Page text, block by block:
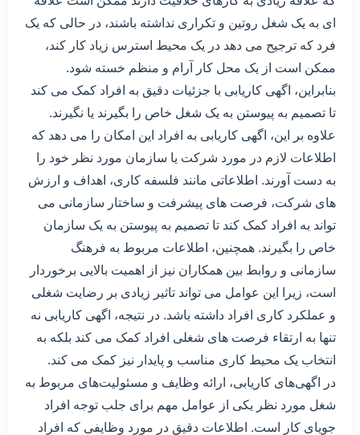
ای به یک شغل روتین و تکراری نداشته باشند، در حالی که یک
فرد که ترجیح می دهد در یک محیط استرس زیاد کار کند،
ممکن است از یک محل کار آرام و منظم خسته شود.
بنابراین، اگهی کاریابی با جزئیات دقیق به افراد کمک می کند
تا تصمیم به پیوستن به یک شغل خاص را بگیرند یا نگیرند.
علاوه بر این، اگهی کاریابی به افراد این امکان را می دهد که
اطلاعات لازم در مورد شرکت یا سازمان مورد نظر خود را
به دست آورند. اطلاعاتی مانند فلسفه کاری، اهداف و ارزش
های شرکت، فرصت های پیشرفت و ساختار سازمانی می
تواند به افراد کمک کند تا تصمیم به پیوستن به یک سازمان
خاص را بگیرند. همچنین، اطلاعات مربوط به فرهنگ
سازمانی و روابط بین همکاران نیز از اهمیت بالایی برخوردار
است، زیرا این عوامل می تواند تاثیر زیادی بر رضایت شغلی
و عملکرد کاری افراد داشته باشد. در نتیجه، اگهی کاریابی نه
تنها به ارتقاء فرصت های شغلی افراد کمک می کند بلکه به
انتخاب یک محیط کاری مناسب و پایدار نیز کمک می کند.
در اگهی‌های کاریابی، ارائه وظایف و مسئولیت‌های مربوط به
شغل مورد نظر یکی از عوامل مهم برای جلب توجه افراد
جویای کار است. اطلاعات دقیق در مورد وظایفی که افراد